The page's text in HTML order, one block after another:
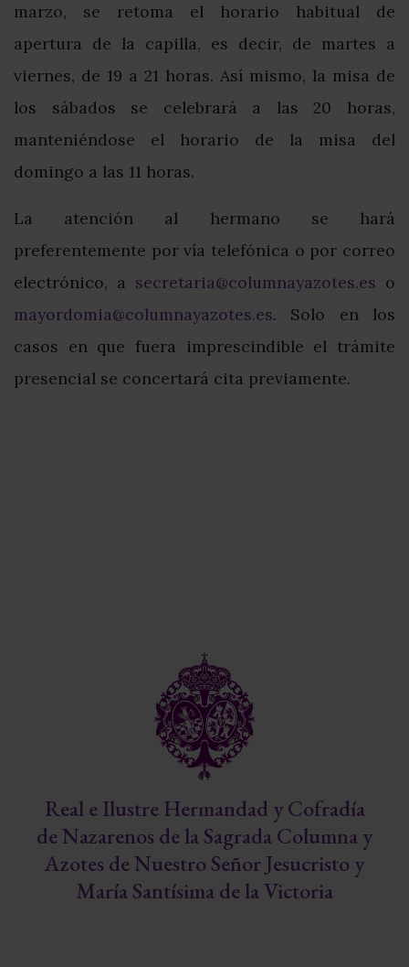
marzo, se retoma el horario habitual de
apertura de la capilla, es decir, de martes a
viernes, de 19 a 21 horas. Así mismo, la misa de
los sábados se celebrará a las 20 horas,
manteniéndose el horario de la misa del
domingo a las 11 horas.
La atención al hermano se hará
preferentemente por vía telefónica o por correo
electrónico, a secretaria@columnayazotes.es o
mayordomia@columnayazotes.es. Solo en los
casos en que fuera imprescindible el trámite
presencial se concertará cita previamente.
Real e Ilustre Hermandad y Cofradía
de Nazarenos de la Sagrada Columna y
Azotes de Nuestro Señor Jesucristo y
María Santísima de la Victoria